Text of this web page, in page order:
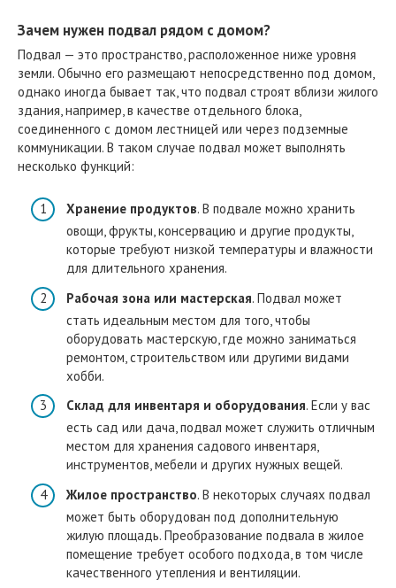
Зачем нужен подвал рядом с домом?
Подвал — это пространство, расположенное ниже уровня
земли. Обычно его размещают непосредственно под домом,
однако иногда бывает так, что подвал строят вблизи жилого
здания, например, в качестве отдельного блока,
соединенного с домом лестницей или через подземные
коммуникации. В таком случае подвал может выполнять
несколько функций:
Хранение продуктов. В подвале можно хранить
овощи, фрукты, консервацию и другие продукты,
которые требуют низкой температуры и влажности
для длительного хранения.
Рабочая зона или мастерская. Подвал может
стать идеальным местом для того, чтобы
оборудовать мастерскую, где можно заниматься
ремонтом, строительством или другими видами
хобби.
Склад для инвентаря и оборудования. Если у вас
есть сад или дача, подвал может служить отличным
местом для хранения садового инвентаря,
инструментов, мебели и других нужных вещей.
Жилое пространство. В некоторых случаях подвал
может быть оборудован под дополнительную
жилую площадь. Преобразование подвала в жилое
помещение требует особого подхода, в том числе
качественного утепления и вентиляции.